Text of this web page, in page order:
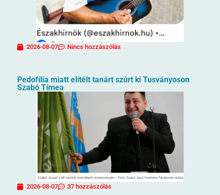
2026-08-07 Nincs hozzászólás
Pedofília miatt elítélt tanárt szúrt ki Tusványoson
Szabó Tímea
2026-08-07 37 hozzászólás